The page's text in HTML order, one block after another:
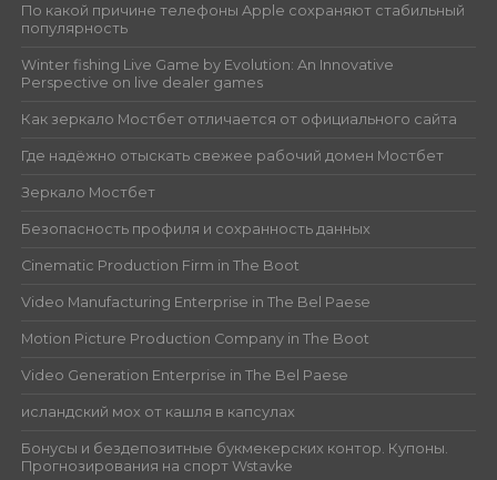
По какой причине телефоны Apple сохраняют стабильный
популярность
Winter fishing Live Game by Evolution: An Innovative
Perspective on live dealer games
Как зеркало Мостбет отличается от официального сайта
Где надёжно отыскать свежее рабочий домен Мостбет
Зеркало Мостбет
Безопасность профиля и сохранность данных
Cinematic Production Firm in The Boot
Video Manufacturing Enterprise in The Bel Paese
Motion Picture Production Company in The Boot
Video Generation Enterprise in The Bel Paese
исландский мох от кашля в капсулах
Бонусы и бездепозитные букмекерских контор. Купоны.
Прогнозирования на спорт Wstavke